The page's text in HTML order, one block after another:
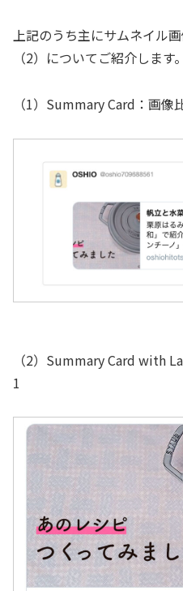
上記のうち主にサムネイル
（2）についてご紹介します。
（1）Summary Card：画像
（2）Summary Card with
1